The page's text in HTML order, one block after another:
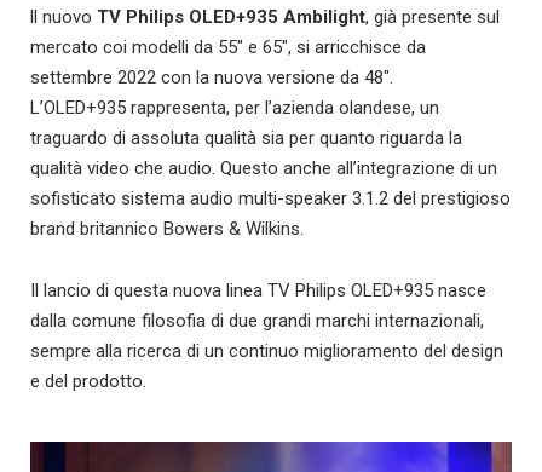
ll nuovo TV Philips OLED+935 Ambilight, già presente sul
mercato coi modelli da 55″ e 65″, si arricchisce da
settembre 2022 con la nuova versione da 48″.
L’OLED+935 rappresenta, per l’azienda olandese, un
traguardo di assoluta qualità sia per quanto riguarda la
qualità video che audio. Questo anche all’integrazione di un
sofisticato sistema audio multi-speaker 3.1.2 del prestigioso
brand britannico Bowers & Wilkins.
Il lancio di questa nuova linea TV Philips OLED+935 nasce
dalla comune filosofia di due grandi marchi internazionali,
sempre alla ricerca di un continuo miglioramento del design
e del prodotto.